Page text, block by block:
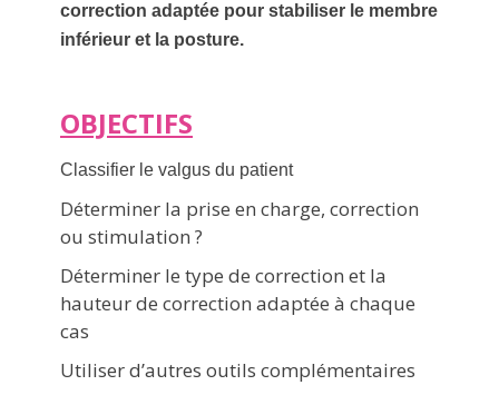
correction adaptée pour stabiliser le membre
inférieur et la posture.
OBJECTIFS
Classifier le valgus du patient
Déterminer la prise en charge, correction
ou stimulation ?
Déterminer le type de correction et la
hauteur de correction adaptée à chaque
cas
Utiliser d’autres outils complémentaires